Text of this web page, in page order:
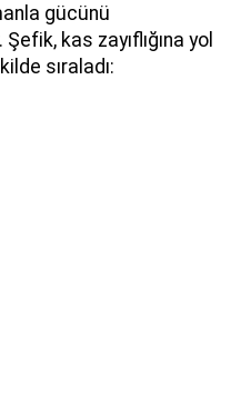
gücünü
kas zayıflığına yol
sıraladı: